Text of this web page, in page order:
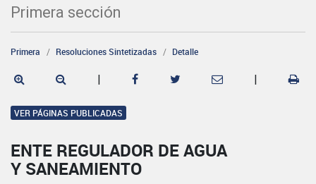
Primera sección
Primera Resoluciones Sintetizadas Detalle
| |
VER PÁGINAS PUBLICADAS
ENTE REGULADOR DE AGUA
Y SANEAMIENTO